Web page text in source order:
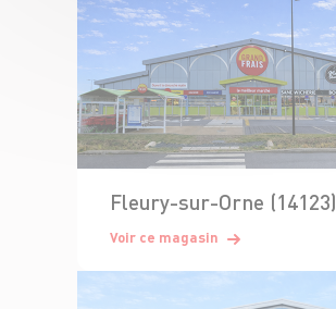
Fleury-sur-Orne (14123)
Voir ce magasin